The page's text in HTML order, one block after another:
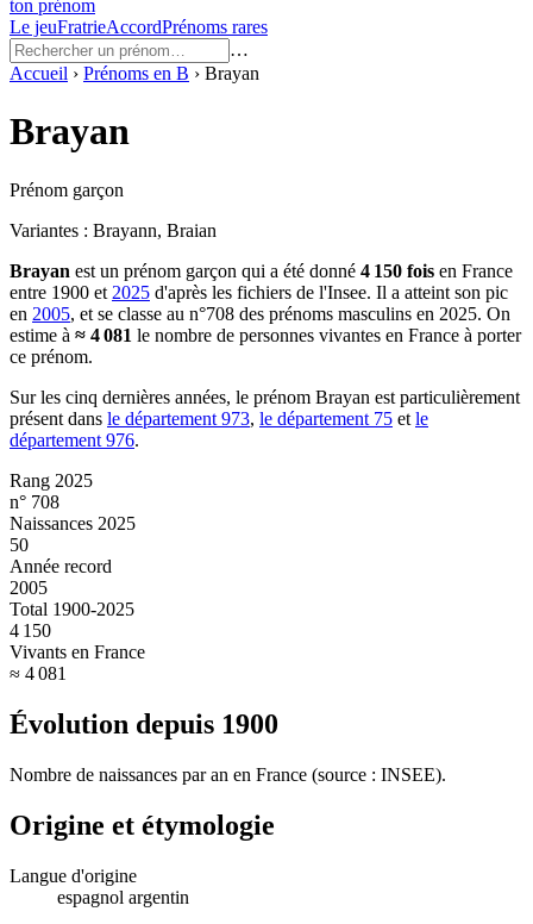
ton prénom
Le jeuFratrieAccordPrénoms rares
…
Accueil › Prénoms en B › Brayan
Brayan
Prénom garçon
Variantes : Brayann, Braian
Brayan est un prénom garçon qui a été donné 4 150 fois en France
entre 1900 et 2025 d'après les fichiers de l'Insee. Il a atteint son pic
en 2005, et se classe au n°708 des prénoms masculins en 2025. On
estime à ≈ 4 081 le nombre de personnes vivantes en France à porter
ce prénom.
Sur les cinq dernières années, le prénom Brayan est particulièrement
présent dans le département 973, le département 75 et le
département 976.
Rang 2025
n° 708
Naissances 2025
50
Année record
2005
Total 1900-2025
4 150
Vivants en France
≈ 4 081
Évolution depuis 1900
Nombre de naissances par an en France (source : INSEE).
Origine et étymologie
Langue d'origine
espagnol argentin